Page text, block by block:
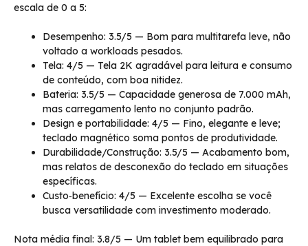
escala de 0 a 5:
Desempenho: 3.5/5 — Bom para multitarefa leve, não
voltado a workloads pesados.
Tela: 4/5 — Tela 2K agradável para leitura e consumo
de conteúdo, com boa nitidez.
Bateria: 3.5/5 — Capacidade generosa de 7.000 mAh,
mas carregamento lento no conjunto padrão.
Design e portabilidade: 4/5 — Fino, elegante e leve;
teclado magnético soma pontos de produtividade.
Durabilidade/Construção: 3.5/5 — Acabamento bom,
mas relatos de desconexão do teclado em situações
específicas.
Custo‑benefício: 4/5 — Excelente escolha se você
busca versatilidade com investimento moderado.
Nota média final: 3.8/5 — Um tablet bem equilibrado para